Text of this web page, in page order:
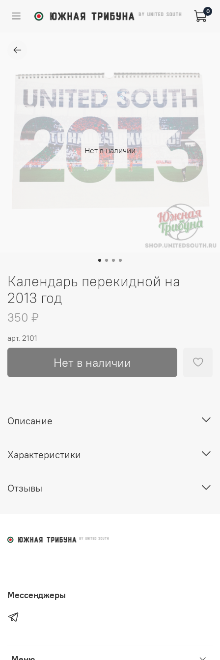
0
Нет в наличии
арт. 2101
Календарь перекидной на
2013 год
350 ₽
Нет в наличии
Описание
Характеристики
Отзывы
Мессенджеры